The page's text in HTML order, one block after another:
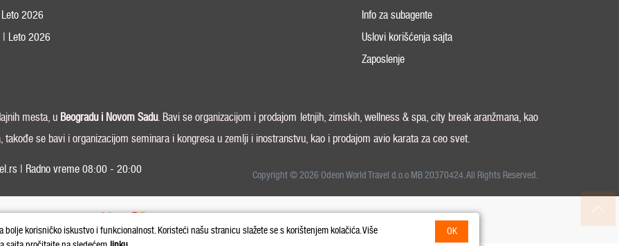
2026
| Leto 2026
Info za subagente
Uslovi korišćenja sajta
Zaposlenje
mesta, u Beogradu i Novom Sadu. Bavi se organizacijom i prodajom letnjih, zimskih, wellness & spa, city break aranžmana, kao
se bavi i organizacijom seminara i kongresa u zemlji i inostranstvu, kao i prodajom avio karata za ceo svet.
| Radno vreme 08:00 - 20:00 Copyright © 2026 Odeon World Travel d.o.o MB 20370424. All Rights Reserved.
bolje korisničko iskustvo i funkcionalnost. Koristeći našu stranicu slažete se s korištenjem kolačića. Više
OK